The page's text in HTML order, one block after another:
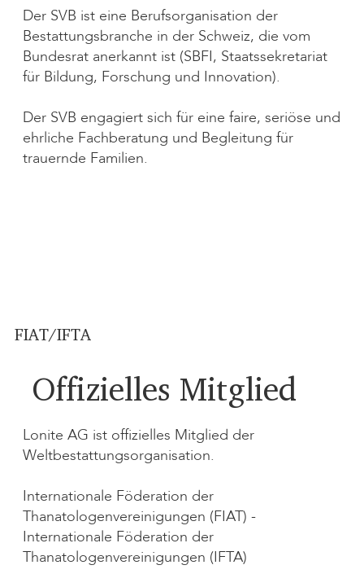
Der SVB ist eine Berufsorganisation der
Bestattungsbranche in der Schweiz, die vom
Bundesrat anerkannt ist (SBFI, Staatssekretariat
für Bildung, Forschung und Innovation).
Der SVB engagiert sich für eine faire, seriöse und
ehrliche Fachberatung und Begleitung für
trauernde Familien.
FIAT/IFTA
Offizielles Mitglied
Lonite AG ist offizielles Mitglied der
Weltbestattungsorganisation.
Internationale Föderation der
Thanatologenvereinigungen (FIAT) -
Internationale Föderation der
Thanatologenvereinigungen (IFTA)